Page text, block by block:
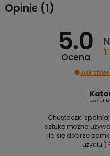
Opinie (1)
5.0
Ocena
1
Jak
Chusteczki
sztukę można
ile się dobrze
użyciu )